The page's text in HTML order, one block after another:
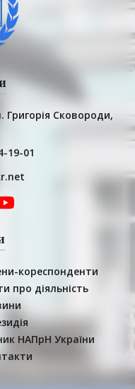
Григорія Сковороди,
19-01
кореспонденти
про діяльність
НАПрН України